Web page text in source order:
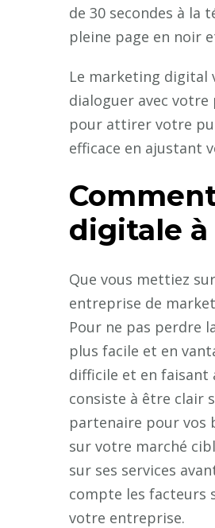
de 30 secondes à la
pleine page en noir
Le marketing digital
dialoguer avec
pour attirer votre
efficace en ajustant
digitale à
Que vous mettiez
entreprise de
Pour ne pas perdre
plus facile et en
difficile et en faisant
consiste à être clair
partenaire pour vos
sur votre marché
sur ses services
compte les facteurs
votre entreprise.